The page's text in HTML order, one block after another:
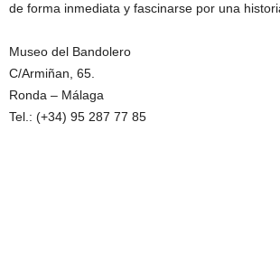
de forma inmediata y fascinarse por una
Museo del Bandolero
C/Armiñan, 65.
Ronda – Málaga
Tel.: (+34) 95 287 77 85